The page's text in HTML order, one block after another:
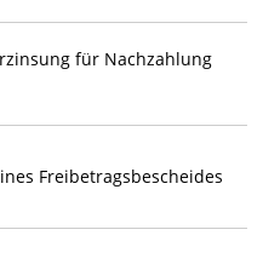
für Nachzahlung
Freibetragsbescheides